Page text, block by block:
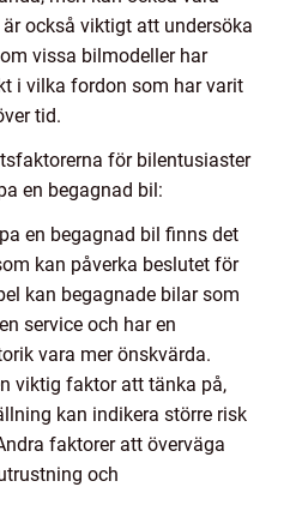
också viktigt att undersöka
vissa bilmodeller har
i vilka fordon som har varit
tid.
för bilentusiaster
en begagnad bil:
en begagnad bil finns det
kan påverka beslutet för
kan begagnade bilar som
service och har en
vara mer önskvärda.
viktig faktor att tänka på,
kan indikera större risk
faktorer att överväga
och